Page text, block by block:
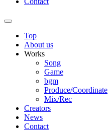
Top
About us
Works
Song
Game
bgm
Produce/Coordinate
Mix/Rec
Creators
News
Contact